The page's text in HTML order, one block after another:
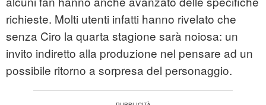
richieste. Molti utenti infatti hanno rivelato che
senza Ciro la quarta stagione sarà noiosa: un
invito indiretto alla produzione nel pensare ad un
possibile ritorno a sorpresa del personaggio.